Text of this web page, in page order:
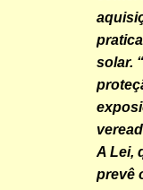
solar.
A Lei,
prevê